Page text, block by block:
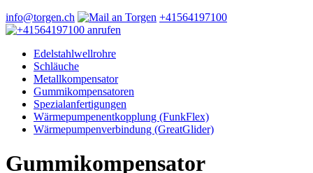
info@torgen.ch
+41564197100
Edelstahlwellrohre
Schläuche
Metallkompensator
Gummikompensatoren
Spezialanfertigungen
Wärmepumpenentkopplung (FunkFlex)
Wärmepumpenverbindung (GreatGlider)
Gummikompensator